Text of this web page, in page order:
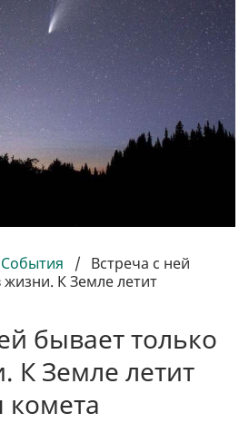
События / Встреча с ней
К Земле летит
бывает только
К Земле летит
комета